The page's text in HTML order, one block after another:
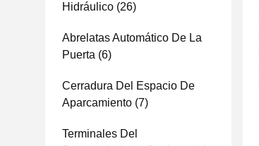
Hidráulico (26)
Abrelatas Automático De La
Puerta (6)
Cerradura Del Espacio De
Aparcamiento (7)
Terminales Del